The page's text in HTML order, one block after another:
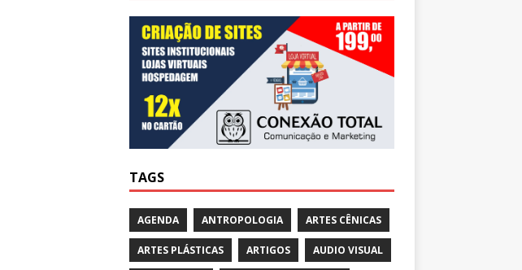
TAGS
AGENDA ANTROPOLOGIA ARTES CÊNICAS
ARTES PLÁSTICAS ARTIGOS AUDIO VISUAL